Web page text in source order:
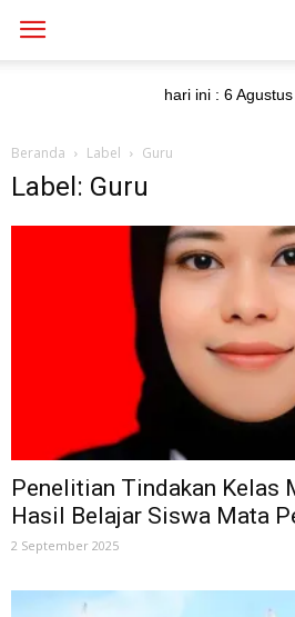
hari ini : 6
Beranda Label Guru
Label: Guru
Penelitian Tindakan Kelas
Hasil Belajar Siswa Mata
2 September 2025